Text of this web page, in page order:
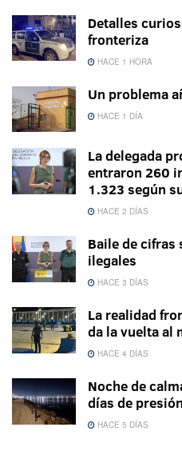
Detalles
fronteriza
HACE 1 HORA
Un problema
HACE 1 DÍA
La delegada
entraron 260
1.323 según
HACE 2 DÍAS
Baile de cifras
ilegales
HACE 3 DÍAS
La realidad
da la vuelta al
HACE 4 DÍAS
Noche de
días de
HACE 5 DÍAS